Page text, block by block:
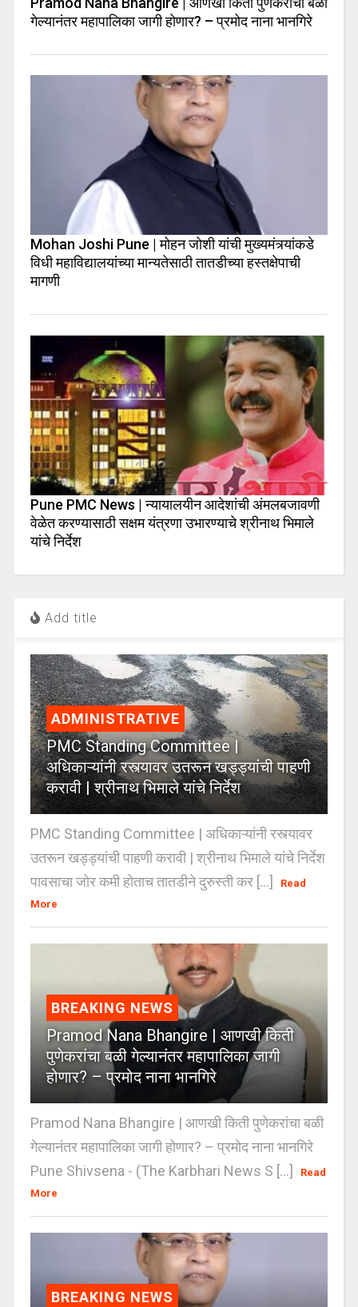
गेल्यानंतर महापालिका जागी होणार? – प्रमोद नाना भानगिरे
Mohan Joshi Pune | मोहन जोशी यांची मुख्यमंत्र्यांकडे
विधी महाविद्यालयांच्या मान्यतेसाठी तातडीच्या हस्तक्षेपाची
मागणी
Pune PMC News | न्यायालयीन आदेशांची अंमलबजावणी
वेळेत करण्यासाठी सक्षम यंत्रणा उभारण्याचे श्रीनाथ भिमाले
यांचे निर्देश
Add title
ADMINISTRATIVE
PMC Standing Committee |
अधिकाऱ्यांनी रस्त्यावर उतरून खड्ड्यांची पाहणी
करावी | श्रीनाथ भिमाले यांचे निर्देश
PMC Standing Committee | अधिकाऱ्यांनी रस्त्यावर
उतरून खड्ड्यांची पाहणी करावी | श्रीनाथ भिमाले यांचे निर्देश
पावसाचा जोर कमी होताच तातडीने दुरुस्ती कर [...]
Read
More
BREAKING NEWS
Pramod Nana Bhangire | आणखी किती
पुणेकरांचा बळी गेल्यानंतर महापालिका जागी
होणार? – प्रमोद नाना भानगिरे
Pramod Nana Bhangire | आणखी किती पुणेकरांचा बळी
गेल्यानंतर महापालिका जागी होणार? – प्रमोद नाना भानगिरे
Pune Shivsena - (The Karbhari News S [...]
Read
More
BREAKING NEWS